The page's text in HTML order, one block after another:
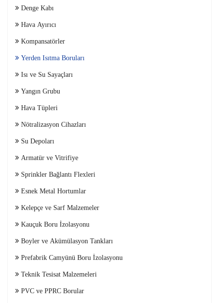
Denge Kabı
Hava Ayırıcı
Kompansatörler
Yerden Isıtma Boruları
Isı ve Su Sayaçları
Yangın Grubu
Hava Tüpleri
Nötralizasyon Cihazları
Su Depoları
Armatür ve Vitrifiye
Sprinkler Bağlantı Flexleri
Esnek Metal Hortumlar
Kelepçe ve Sarf Malzemeler
Kauçuk Boru İzolasyonu
Boyler ve Akümülasyon Tankları
Prefabrik Camyünü Boru İzolasyonu
Teknik Tesisat Malzemeleri
PVC ve PPRC Borular